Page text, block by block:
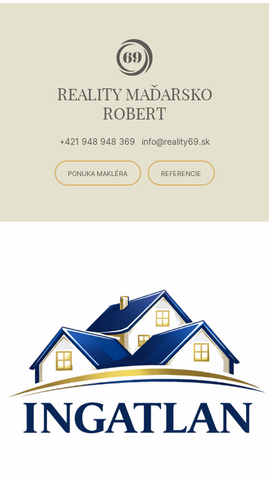
REALITY MAĎARSKO
ROBERT
+421 948 948 369 info@reality69.sk
PONUKA MAKLÉRA REFERENCIE